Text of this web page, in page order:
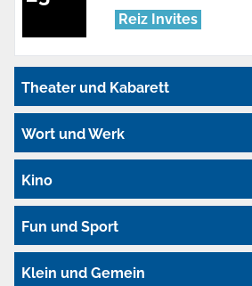
Reiz Invites
Theater und Kabarett
Wort und Werk
Kino
Fun und Sport
Klein und Gemein